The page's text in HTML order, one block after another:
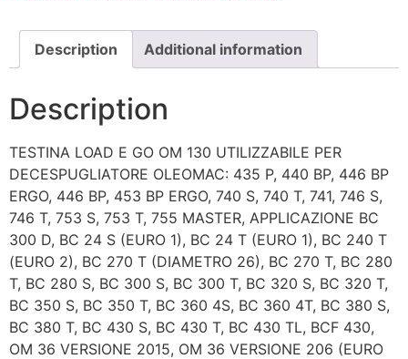
Description Additional information
Description
TESTINA LOAD E GO OM 130 UTILIZZABILE PER
DECESPUGLIATORE OLEOMAC: 435 P, 440 BP, 446 BP
ERGO, 446 BP, 453 BP ERGO, 740 S, 740 T, 741, 746 S,
746 T, 753 S, 753 T, 755 MASTER, APPLICAZIONE BC
300 D, BC 24 S (EURO 1), BC 24 T (EURO 1), BC 240 T
(EURO 2), BC 270 T (DIAMETRO 26), BC 270 T, BC 280
T, BC 280 S, BC 300 S, BC 300 T, BC 320 S, BC 320 T,
BC 350 S, BC 350 T, BC 360 4S, BC 360 4T, BC 380 S,
BC 380 T, BC 430 S, BC 430 T, BC 430 TL, BCF 430,
OM 36 VERSIONE 2015, OM 36 VERSIONE 206 (EURO